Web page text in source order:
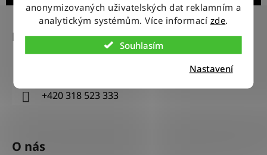
anonymizovaných uživatelských dat reklamním a
analytickým systémům. Více informací zde.
Souhlasím
Nastavení
Z
Kontakt
+420 318 523 333
O nás